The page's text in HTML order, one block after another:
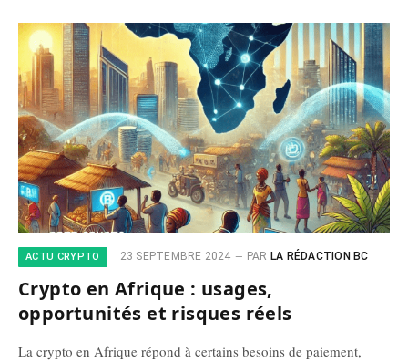
ACTU CRYPTO 23 SEPTEMBRE 2024 PAR LA RÉDACTION BC
Crypto en Afrique : usages,
opportunités et risques réels
La crypto en Afrique répond à certains besoins de paiement,